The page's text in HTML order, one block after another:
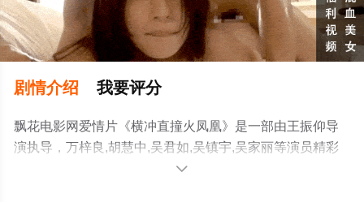
剧情介绍 我要评分
飘花电影网爱情片《横冲直撞火凤凰》是一部由王振仰导
演执导，万梓良,胡慧中,吴君如,吴镇宇,吴家丽等演员精彩
演绎的中国香港电影，手机免费观看高清未删减完整版电
